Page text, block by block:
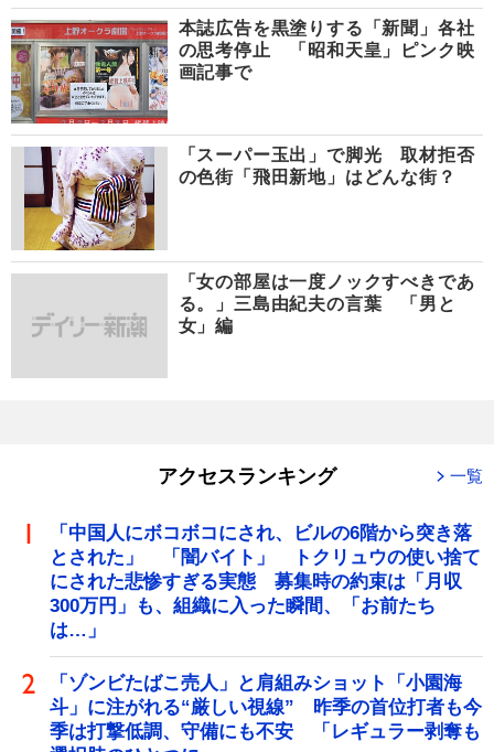
本誌広告を黒塗りする「新聞」各社
の思考停止 「昭和天皇」ピンク映
画記事で
「スーパー玉出」で脚光 取材拒否
の色街「飛田新地」はどんな街？
「女の部屋は一度ノックすべきであ
る。」三島由紀夫の言葉 「男と
女」編
アクセスランキング 一覧
「中国人にボコボコにされ、ビルの6階から突き落
とされた」 「闇バイト」 トクリュウの使い捨て
にされた悲惨すぎる実態 募集時の約束は「月収
300万円」も、組織に入った瞬間、「お前たち
は…」
「ゾンビたばこ売人」と肩組みショット「小園海
斗」に注がれる“厳しい視線” 昨季の首位打者も今
季は打撃低調、守備にも不安 「レギュラー剥奪も